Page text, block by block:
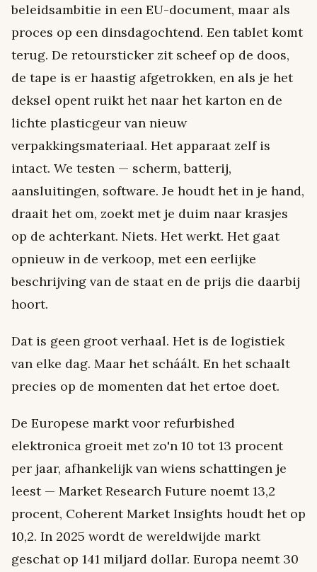
beleidsambitie in een EU-document, maar als
proces op een dinsdagochtend. Een tablet komt
terug. De retoursticker zit scheef op de doos,
de tape is er haastig afgetrokken, en als je het
deksel opent ruikt het naar het karton en de
lichte plasticgeur van nieuw
verpakkingsmateriaal. Het apparaat zelf is
intact. We testen — scherm, batterij,
aansluitingen, software. Je houdt het in je hand,
draait het om, zoekt met je duim naar krasjes
op de achterkant. Niets. Het werkt. Het gaat
opnieuw in de verkoop, met een eerlijke
beschrijving van de staat en de prijs die daarbij
hoort.
Dat is geen groot verhaal. Het is de logistiek
van elke dag. Maar het scháált. En het schaalt
precies op de momenten dat het ertoe doet.
De Europese markt voor refurbished
elektronica groeit met zo'n 10 tot 13 procent
per jaar, afhankelijk van wiens schattingen je
leest — Market Research Future noemt 13,2
procent, Coherent Market Insights houdt het op
10,2. In 2025 wordt de wereldwijde markt
geschat op 141 miljard dollar. Europa neemt 30